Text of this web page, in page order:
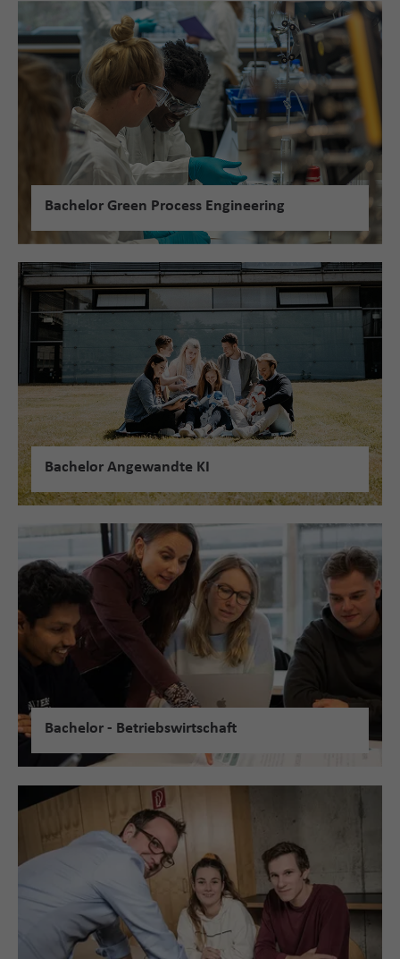
Bachelor Green Process Engineering
Bachelor Angewandte KI
Bachelor - Betriebswirtschaft